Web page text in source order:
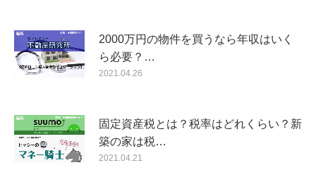
2000万円の物件を買うなら年収はいく
ら必要？…
2021.04.26
固定資産税とは？税率はどれくらい？新
築の家は税…
2021.04.21